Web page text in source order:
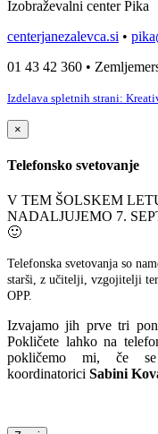
Izobraževalni center Pika
centerjanezalevca.si •
01 43 42 360 •
Izdelava spletnih strani:
×
Telefonsko svetovanje
V TEM ŠOLSKEM
NADALJUJEMO 7.
🙂
Telefonska svetovanja so
starši, z učitelji, vzgojitelji
OPP.
Izvajamo jih prve tri
Pokličete lahko na
pokličemo mi, če
koordinatorici Sabini